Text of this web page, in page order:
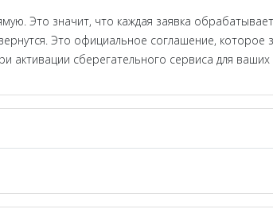
Это значит, что каждая заявка
Это официальное соглашение, которое
активации сберегательного сервиса для